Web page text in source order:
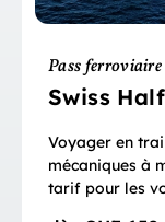
Pass ferroviaire
Swiss
Voyager en
mécaniques à
tarif pour les